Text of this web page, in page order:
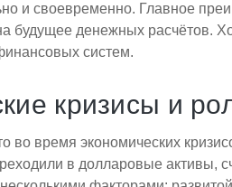
и своевременно. Главное
будущее денежных расчётов.
систем.
кризисы и
во время экономических
в долларовые активы,